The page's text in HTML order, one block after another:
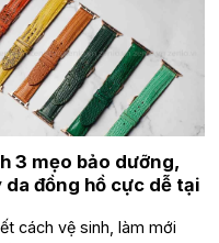
3 mẹo bảo dưỡng,
da đồng hồ cực dễ tại
cách vệ sinh, làm mới